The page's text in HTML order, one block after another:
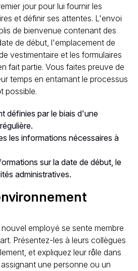
jour pour lui fournir les
et définir ses attentes. L'envoi
de bienvenue contenant des
de début, l'emplacement de
vestimentaire et les formulaires
fait partie. Vous faites preuve de
temps en entamant le processus
possible.
définies par le biais d'une
les informations nécessaires à
sur la date de début, le
administratives.
employé se sente membre
Présentez-les à leurs collègues
et expliquez leur rôle dans
une personne ou un